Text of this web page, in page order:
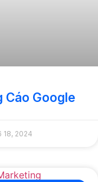
Cáo Google
18, 2024